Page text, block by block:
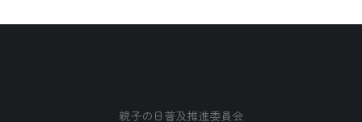
親子の日普及推進委員会